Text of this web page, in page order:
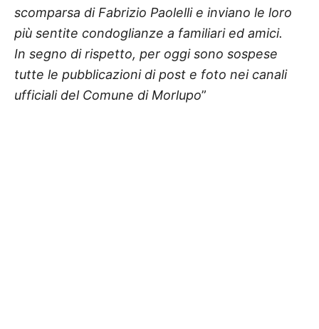
scomparsa di Fabrizio Paolelli e inviano le loro
più sentite condoglianze a familiari ed amici.
In segno di rispetto, per oggi sono sospese
tutte le pubblicazioni di post e foto nei canali
ufficiali del Comune di Morlupo”